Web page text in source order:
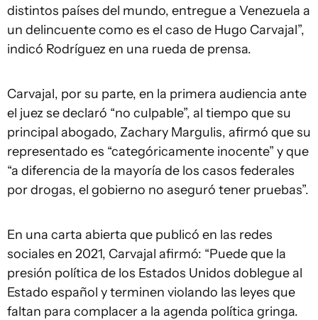
distintos países del mundo, entregue a Venezuela a
un delincuente como es el caso de Hugo Carvajal”,
indicó Rodríguez en una rueda de prensa.
Carvajal, por su parte, en la primera audiencia ante
el juez se declaró “no culpable”, al tiempo que su
principal abogado, Zachary Margulis, afirmó que su
representado es “categóricamente inocente” y que
“a diferencia de la mayoría de los casos federales
por drogas, el gobierno no aseguró tener pruebas”.
En una carta abierta que publicó en las redes
sociales en 2021, Carvajal afirmó: “Puede que la
presión política de los Estados Unidos doblegue al
Estado español y terminen violando las leyes que
faltan para complacer a la agenda política gringa.